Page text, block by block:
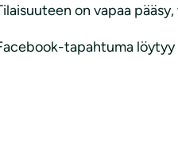
on vapaa
tapahtuma löytyy